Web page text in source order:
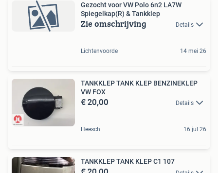
Gezocht voor VW Polo 6n2 LA7W
Spiegelkap(R) & Tankklep
Zie omschrijving Details
Lichtenvoorde 14 mei 26
TANKKLEP TANK KLEP BENZINEKLEP
VW FOX
€ 20,00 Details
Heesch 16 jul 26
TANKKLEP TANK KLEP C1 107